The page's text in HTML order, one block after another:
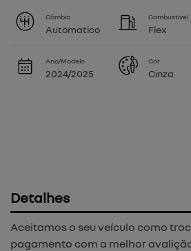
Câmbio
Automatico
Combustível
Flex
Ano/Modelo
2024/2025
Cor
Cinza
Detalhes
Aceitamos o seu veículo como
pagamento com a melhor